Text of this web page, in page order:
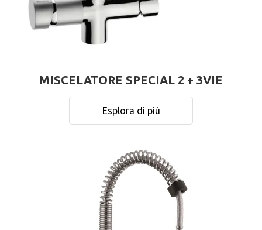
MISCELATORE SPECIAL 2 + 3VIE
Esplora di più